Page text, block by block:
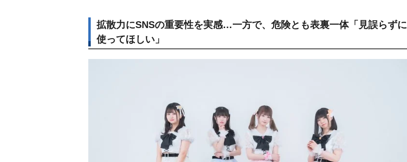
拡散力にSNSの重要性を実感…一方で、危険とも表裏一体「見誤らずに
使ってほしい」